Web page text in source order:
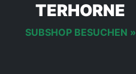
TERHORNE
SUBSHOP BESUCHEN »